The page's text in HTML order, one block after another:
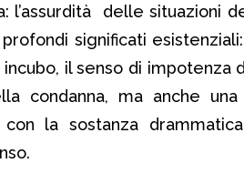
l’assurdità delle situazioni
significati
il senso di
condanna, ma anche
con la sostanza